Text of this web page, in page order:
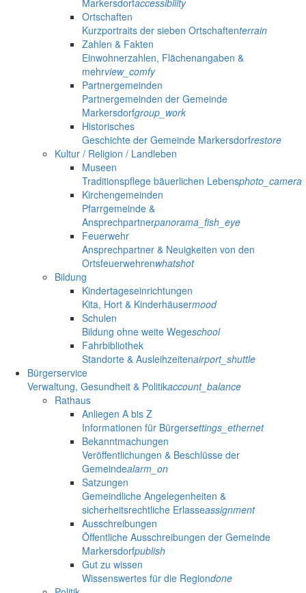
Markersdorfaccessibility
Ortschaften
Kurzportraits der sieben Ortschaftenterrain
Zahlen & Fakten
Einwohnerzahlen, Flächenangaben &
mehrview_comfy
Partnergemeinden
Partnergemeinden der Gemeinde
Markersdorfgroup_work
Historisches
Geschichte der Gemeinde Markersdorfrestore
Kultur / Religion / Landleben
Museen
Traditionspflege bäuerlichen Lebensphoto_camera
Kirchengemeinden
Pfarrgemeinde &
Ansprechpartnerpanorama_fish_eye
Feuerwehr
Ansprechpartner & Neuigkeiten von den
Ortsfeuerwehrenwhatshot
Bildung
Kindertageseinrichtungen
Kita, Hort & Kinderhäusermood
Schulen
Bildung ohne weite Wegeschool
Fahrbibliothek
Standorte & Ausleihzeitenairport_shuttle
Bürgerservice
Verwaltung, Gesundheit & Politikaccount_balance
Rathaus
Anliegen A bis Z
Informationen für Bürgersettings_ethernet
Bekanntmachungen
Veröffentlichungen & Beschlüsse der
Gemeindealarm_on
Satzungen
Gemeindliche Angelegenheiten &
sicherheitsrechtliche Erlasseassignment
Ausschreibungen
Öffentliche Ausschreibungen der Gemeinde
Markersdorfpublish
Gut zu wissen
Wissenswertes für die Regiondone